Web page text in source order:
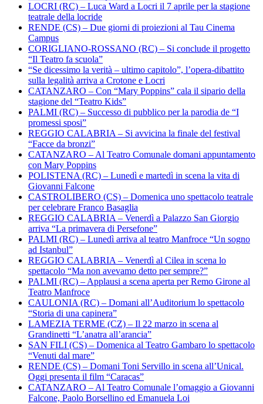
LOCRI (RC) – Luca Ward a Locri il 7 aprile per la stagione
teatrale della locride
RENDE (CS) – Due giorni di proiezioni al Tau Cinema
Campus
CORIGLIANO-ROSSANO (RC) – Si conclude il progetto
“Il Teatro fa scuola”
“Se dicessimo la verità – ultimo capitolo”, l’opera-dibattito
sulla legalità arriva a Crotone e Locri
CATANZARO – Con “Mary Poppins” cala il sipario della
stagione del “Teatro Kids”
PALMI (RC) – Successo di pubblico per la parodia de “I
promessi sposi”
REGGIO CALABRIA – Si avvicina la finale del festival
“Facce da bronzi”
CATANZARO – Al Teatro Comunale domani appuntamento
con Mary Poppins
POLISTENA (RC) – Lunedì e martedì in scena la vita di
Giovanni Falcone
CASTROLIBERO (CS) – Domenica uno spettacolo teatrale
per celebrare Franco Basaglia
REGGIO CALABRIA – Venerdì a Palazzo San Giorgio
arriva “La primavera di Persefone”
PALMI (RC) – Lunedì arriva al teatro Manfroce “Un sogno
ad Istanbul”
REGGIO CALABRIA – Venerdì al Cilea in scena lo
spettacolo “Ma non avevamo detto per sempre?”
PALMI (RC) – Applausi a scena aperta per Remo Girone al
Teatro Manfroce
CAULONIA (RC) – Domani all’Auditorium lo spettacolo
“Storia di una capinera”
LAMEZIA TERME (CZ) – Il 22 marzo in scena al
Grandinetti “L’anatra all’arancia”
SAN FILI (CS) – Domenica al Teatro Gambaro lo spettacolo
“Venuti dal mare”
RENDE (CS) – Domani Toni Servillo in scena all’Unical.
Oggi presenta il film “Caracas”
CATANZARO – Al Teatro Comunale l’omaggio a Giovanni
Falcone, Paolo Borsellino ed Emanuela Loi